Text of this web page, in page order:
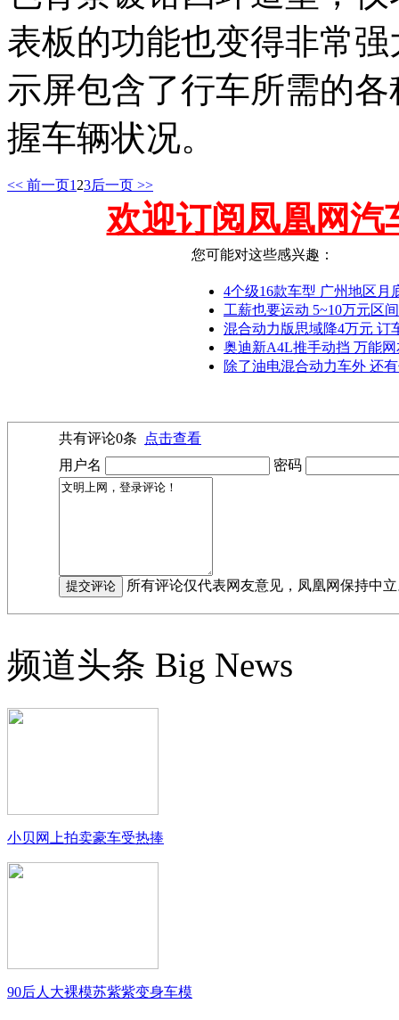
表板的功能也变得非常
示屏包含了行车所需的
握车辆状况。
<< 前一页1 23后一页 >>
欢迎订阅凤凰网汽
您可能对这些感兴趣：
4个级16款车型 广州地区月
工薪也要运动 5~10万元区
混合动力版思域降4万元 订
奥迪新A4L推手动挡 万能
除了油电混合动力车外 还
共有评论0条
点击查看
用户名
密码
所有评论仅代表网友意见，凤凰网保持中
频道头条 Big News
小贝网上拍卖豪车受热捧
90后人大裸模苏紫紫变身车模